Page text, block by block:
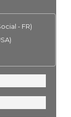
- FR)